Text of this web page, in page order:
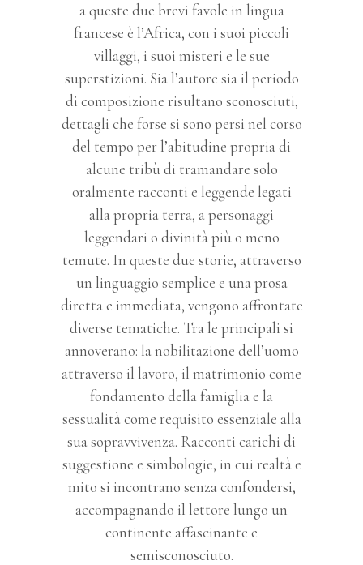
a queste due brevi favole in lingua
francese è l’Africa, con i suoi piccoli
villaggi, i suoi misteri e le sue
superstizioni. Sia l’autore sia il periodo
di composizione risultano sconosciuti,
dettagli che forse si sono persi nel corso
del tempo per l’abitudine propria di
alcune tribù di tramandare solo
oralmente racconti e leggende legati
alla propria terra, a personaggi
leggendari o divinità più o meno
temute. In queste due storie, attraverso
un linguaggio semplice e una prosa
diretta e immediata, vengono affrontate
diverse tematiche. Tra le principali si
annoverano: la nobilitazione dell’uomo
attraverso il lavoro, il matrimonio come
fondamento della famiglia e la
sessualità come requisito essenziale alla
sua sopravvivenza. Racconti carichi di
suggestione e simbologie, in cui realtà e
mito si incontrano senza confondersi,
accompagnando il lettore lungo un
continente affascinante e
semisconosciuto.